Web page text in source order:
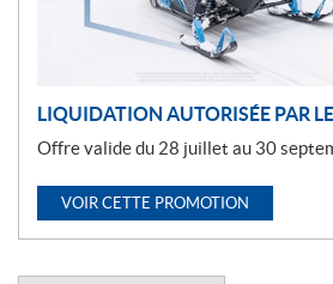
LIQUIDATION AUTORISÉE PAR
Offre valide du 28 juillet au 30
VOIR CETTE PROMOTION